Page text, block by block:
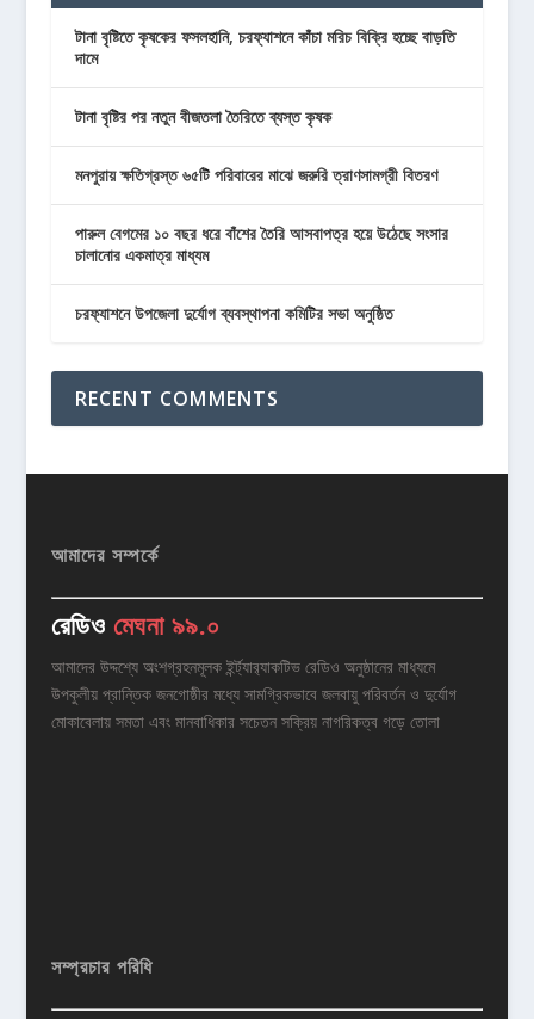
টানা বৃষ্টিতে কৃষকের ফসলহানি, চরফ্যাশনে কাঁচা মরিচ বিক্রি হচ্ছে বাড়তি
দামে
টানা বৃষ্টির পর নতুন বীজতলা তৈরিতে ব্যস্ত কৃষক
মনপুরায় ক্ষতিগ্রস্ত ৬৫টি পরিবারের মাঝে জরুরি ত্রাণসামগ্রী বিতরণ
পারুল বেগমের ১০ বছর ধরে বাঁশের তৈরি আসবাপত্র হয়ে উঠেছে সংসার
চালানোর একমাত্র মাধ্যম
চরফ্যাশনে উপজেলা দুর্যোগ ব্যবস্থাপনা কমিটির সভা অনুষ্ঠিত
RECENT COMMENTS
আমাদের সম্পর্কে
রেডিও মেঘনা ৯৯.০
আমাদের উদ্দশ্যে অংশগ্রহনমূলক ইর্ন্ট্যার‌্যাকটিভ রেডিও অনুষ্ঠানের মাধ্যমে
উপকুলীয় প্রান্তিক জনগোষ্ঠীর মধ্যে সামগ্রিকভাবে জলবায়ু পরিবর্তন ও দুর্যোগ
মোকাবেলায় সমতা এবং মানবাধিকার সচেতন সক্রিয় নাগরিকত্ব গড়ে তোলা
সম্প্রচার পরিধি